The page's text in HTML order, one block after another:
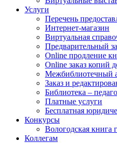
Услуги
Перечень
Интернет-магазин
Виртуальная
Предварительный
Online продление
Online заказ копий
Межбиблиотечный
Заказ и
Библиотека –
Платные услуги
Бесплатная
Конкурсы
Вологодская книга
Коллегам